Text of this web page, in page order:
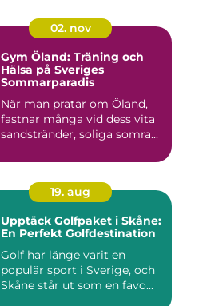
02. nov
Gym Öland: Träning och
Hälsa på Sveriges
Sommarparadis
När man pratar om Öland,
fastnar många vid dess vita
sandstränder, soliga somra...
19. aug
Upptäck Golfpaket i Skåne:
En Perfekt Golfdestination
Golf har länge varit en
populär sport i Sverige, och
Skåne står ut som en favo...